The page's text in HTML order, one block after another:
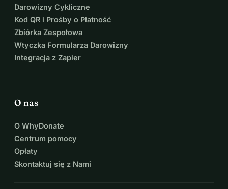
Darowizny Cykliczne
Kod QR i Prośby o Płatność
Zbiórka Zespołowa
Wtyczka Formularza Darowizny
Integracja z Zapier
O nas
O WhyDonate
Centrum pomocy
Opłaty
Skontaktuj się z Nami